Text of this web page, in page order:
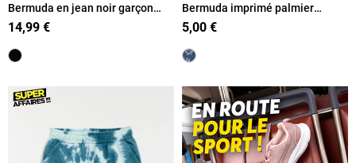
Bermuda en jean noir garçon
(XXS-M)
14,99 €
Bermuda imprimé palmier
garçon (XXS-M)
5,00 €